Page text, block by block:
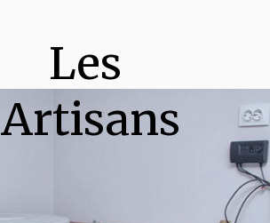
Les
Artisans